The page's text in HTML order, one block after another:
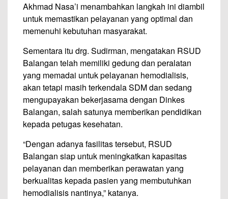
Akhmad Nasa’i menambahkan langkah ini diambil
untuk memastikan pelayanan yang optimal dan
memenuhi kebutuhan masyarakat.
Sementara itu drg. Sudirman, mengatakan RSUD
Balangan telah memiliki gedung dan peralatan
yang memadai untuk pelayanan hemodialisis,
akan tetapi masih terkendala SDM dan sedang
mengupayakan bekerjasama dengan Dinkes
Balangan, salah satunya memberikan pendidikan
kepada petugas kesehatan.
“Dengan adanya fasilitas tersebut, RSUD
Balangan siap untuk meningkatkan kapasitas
pelayanan dan memberikan perawatan yang
berkualitas kepada pasien yang membutuhkan
hemodialisis nantinya,” katanya.